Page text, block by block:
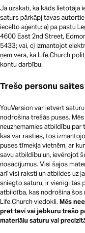
Ja uzskati, ka kāds lietotāja
saturs pārkāpj tavas
iecelto aģentu: a) pa pastu
4600 East 2nd Street,
5433; vai, c) izmantojot
ņem vērā, ka Life.Church
kontu darbību.
Trešo personu
YouVersion var ietvert
nodrošina trešās puses.
neuzņemamies atbildību par
kas var rasties, tos
puses tīmekļa vietnēm, ar
savu atbildību un, ievērojot
nosacījumus. Visi šajos
arī visi raksti un atbildes uz
sniegto saturu, ir vienīgi tās
atbildība, kas nodrošina šos
Life.Church viedokli.Mēs
pret tevi vai jebkuru trešo
materiālu saturu vai